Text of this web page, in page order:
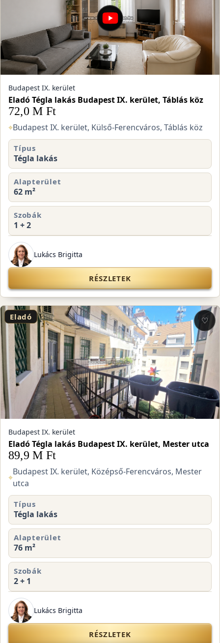
Budapest IX. kerület
Eladó Tégla lakás Budapest IX. kerület, Táblás köz
72,0 M Ft
⌖Budapest IX. kerület, Külső-Ferencváros, Táblás köz
Típus
Tégla lakás
Alapterület
62 m²
Szobák
1 + 2
Lukács Brigitta
RÉSZLETEK
Eladó ♡
Budapest IX. kerület
Eladó Tégla lakás Budapest IX. kerület, Mester utca
89,9 M Ft
⌖
Budapest IX. kerület, Középső-Ferencváros, Mester
utca
Típus
Tégla lakás
Alapterület
76 m²
Szobák
2 + 1
Lukács Brigitta
RÉSZLETEK